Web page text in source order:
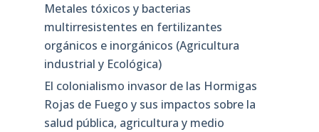
Metales tóxicos y bacterias
multirresistentes en fertilizantes
orgánicos e inorgánicos (Agricultura
industrial y Ecológica)
El colonialismo invasor de las Hormigas
Rojas de Fuego y sus impactos sobre la
salud pública, agricultura y medio